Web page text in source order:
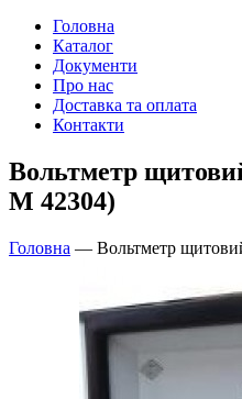
Головна
Каталог
Документи
Про нас
Доставка та оплата
Контакти
Вольтметр
М 42304)
Головна — Вольтметр